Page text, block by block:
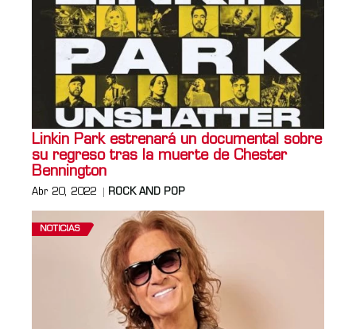
Linkin Park estrenará un documental sobre
su regreso tras la muerte de Chester
Bennington
Abr 20, 2022 ROCK AND POP
NOTICIAS